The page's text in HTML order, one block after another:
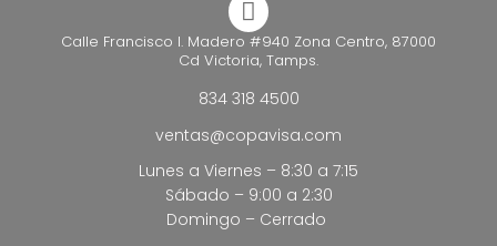
Calle Francisco I. Madero #940 Zona Centro, 87000
Cd Victoria, Tamps.
834 318 4500
ventas@copavisa.com
Lunes a Viernes – 8:30 a 7:15
Sábado – 9:00 a 2:30
Domingo – Cerrado